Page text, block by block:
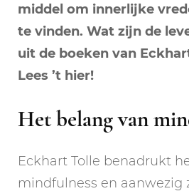
middel om innerlijke
te vinden. Wat zijn de
uit de boeken van
Lees ’t hier!
Het belang van
Eckhart Tolle benadrukt
mindfulness en aanwezig